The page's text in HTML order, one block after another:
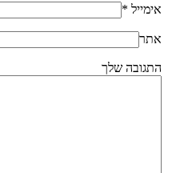
אימייל *
אתר
התגובה שלך